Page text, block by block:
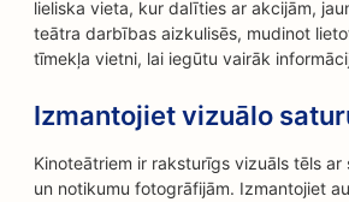
lieliska vieta, kur dalīties ar akcijām,
teātra darbības aizkulisēs, mudinot
tīmekļa vietni, lai iegūtu vairāk
Izmantojiet vizuālo
Kinoteātriem ir raksturīgs vizuāls tēls ar
un notikumu fotogrāfijām. Izmantojiet